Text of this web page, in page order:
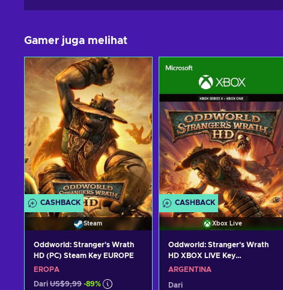
Gamer juga melihat
CASHBACK
Steam
Oddworld: Stranger's Wrath
HD (PC) Steam Key EUROPE
EROPA
Dari US$9,99 -89%
CASHBACK
Xbox Live
Oddworld: Stranger's Wrath
HD XBOX LIVE Key
ARGENTINA
ARGENTINA
Dari